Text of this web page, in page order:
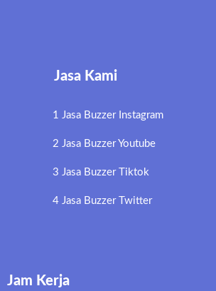
Jasa Kami
1 Jasa Buzzer Instagram
2 Jasa Buzzer Youtube
3 Jasa Buzzer Tiktok
4 Jasa Buzzer Twitter
Jam Kerja